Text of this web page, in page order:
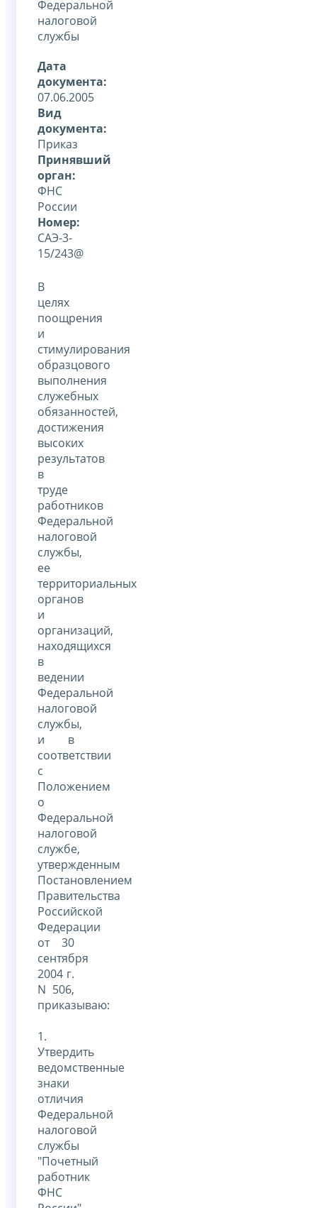
Федеральной
налоговой
службы
Дата
документа:
07.06.2005
Вид
документа:
Приказ
Принявший
орган:
ФНС
России
Номер:
САЭ-3-
15/243@
В
целях
поощрения
и
стимулирования
образцового
выполнения
служебных
обязанностей,
достижения
высоких
результатов
в
труде
работников
Федеральной
налоговой
службы,
ее
территориальных
органов
и
организаций,
находящихся
в
ведении
Федеральной
налоговой
службы,
и в
соответствии
с
Положением
о
Федеральной
налоговой
службе,
утвержденным
Постановлением
Правительства
Российской
Федерации
от 30
сентября
2004 г.
N 506,
приказываю:
1.
Утвердить
ведомственные
знаки
отличия
Федеральной
налоговой
службы
"Почетный
работник
ФНС